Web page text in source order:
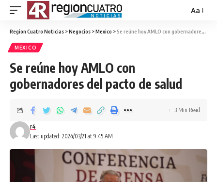
Aa
Region Cuatro Noticias >Negocios >Mexico >Se reúne hoy AMLO con gobernadores del pacto de salud
MEXICO
Se reúne hoy AMLO con
gobernadores del pacto de salud
Last updated: 2024/03/21 at 9:45 AM
r4
3 Min Read